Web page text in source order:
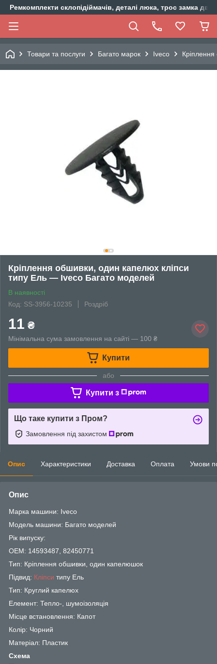
Ремкомплекти склопідіймачів, деталі люка, трос замка
Товари та послуги Багато марок Iveco
Кріплення обшивки, один капелюх кліпси
типу Ель — Iveco Багато моделей
В наявності
Код: SS-3956-10235
Роздріб
11 ₴
Мінімальна сума замовлення на сайті — 100 ₴
Купити
або
Купити з
Що таке купити з Пром?
Замовлення під захистом
Опис Характеристики Доставка Оплата Умови
Опис
Марка машини: Iveco
Модель машини: Багато моделей
Рік випуску:
OEM: 14593487, 82450771
Тип: Кріплення обшивки, один капелюшок
Підвид: Кліпси типу Ель
Тип: Круглий капелюх
Елемент: Тепло-, шумоізоляція
Місце встановлення: Капот
Колір: Чорний
Матеріал: Пластик
Схема